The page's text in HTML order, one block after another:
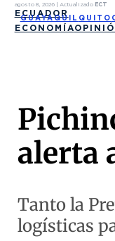
agosto 8, 2026| Actualizado ECT
ECUADOR
GUAYAQUIL QUITO
ECONOMÍA
alerta
Tanto la
logísticas